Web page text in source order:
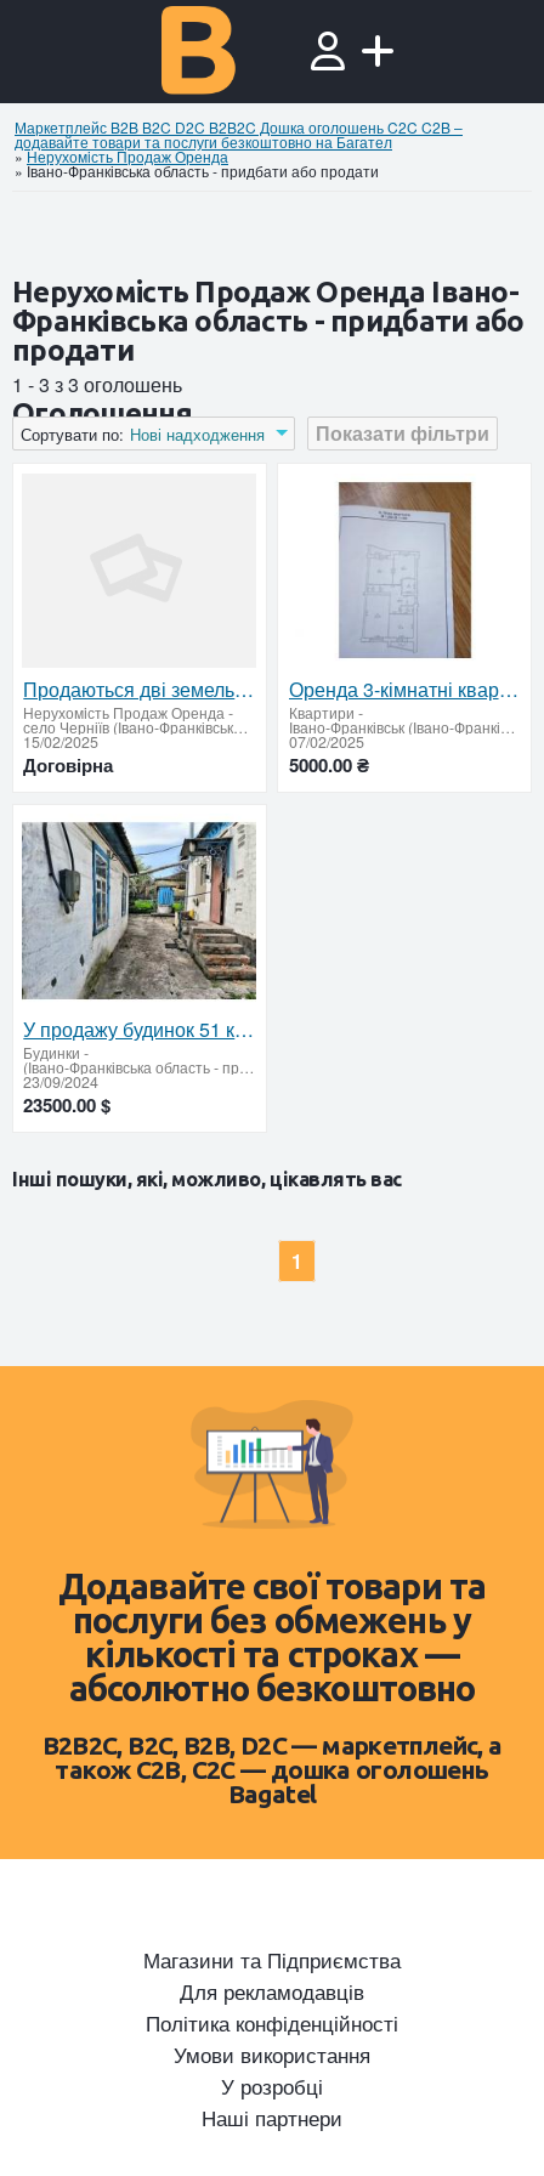
Маркетплейс B2B B2C D2C B2B2C Дошка оголошень C2C C2B –
додавайте товари та послуги безкоштовно на Багател
»Нерухомiсть Продаж Оренда
» Івано-Франківська область - придбати або продати
Нерухомiсть Продаж Оренда Івано-
Франківська область - придбати або
продати
1 - 3 з 3 оголошень
Показати фільтри
Сортувати по: Нові надходження
Оголошення
Продаються дві земельні ділянки Івано-Франківська область
Нерухомiсть Продаж Оренда-
село Черніїв (Івано-Франківська область - придбати або продати)
15/02/2025
Договірна
Оренда 3-кімнатні квартири (Пасічна, вул. Тролейбусна, 26)
Квартири -
Івано-Франківськ (Івано-Франківська область - придбати або продати)
07/02/2025
5000.00 ₴
У продажу будинок 51 кв.м. Діівка-2 по вул. Глібова
Будинки -
(Івано-Франківська область - придбати або продати)
23/09/2024
23500.00 $
Інші пошуки, які, можливо, цікавлять вас
1
Додавайте свої товари та
послуги без обмежень у
кількості та строках —
абсолютно безкоштовно
B2B2C, B2C, B2B, D2C — маркетплейс, а
також C2B, C2C — дошка оголошень
Bagatel
Магазини та Підприємства
Для рекламодавців
Політика конфіденційності
Умови використання
У розробці
Наші партнери